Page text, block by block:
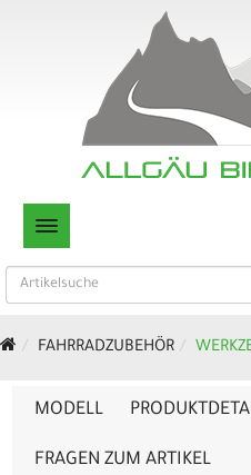
TOGGLE NAVIGATION
FAHRRADZUBEHÖR
MODELL
FRAGEN ZUM ARTIKEL